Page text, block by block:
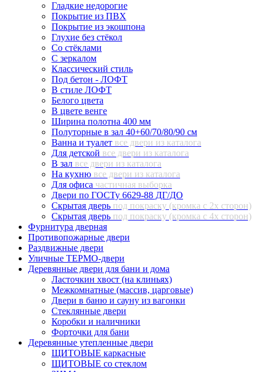
Гладкие недорогие
Покрытие из ПВХ
Покрытие из экошпона
Глухие без стёкол
Со стёклами
С зеркалом
Классический стиль
Под бетон - ЛОФТ
В стиле ЛОФТ
Белого цвета
В цвете венге
Ширина полотна 400 мм
Полуторные в зал 40+60/70/80/90 см
Ванна и туалет все двери из каталога
Для детской все двери из каталога
В зал все двери из каталога
На кухню все двери из каталога
Для офиса частичная выборка
Двери по ГОСТу 6629-88 ДГ/ДО
Скрытая дверь под покраску (кромка с 2х сторон)
Скрытая дверь под покраску (кромка с 4х сторон)
Фурнитура дверная
Противопожарные двери
Раздвижные двери
Уличные ТЕРМО-двери
Деревянные двери для бани и дома
Ласточкин хвост (на клиньях)
Межкомнатные (массив, царговые)
Двери в баню и сауну из вагонки
Стеклянные двери
Коробки и наличники
Форточки для бани
Деревянные утепленные двери
ЩИТОВЫЕ каркасные
ЩИТОВЫЕ со стеклом